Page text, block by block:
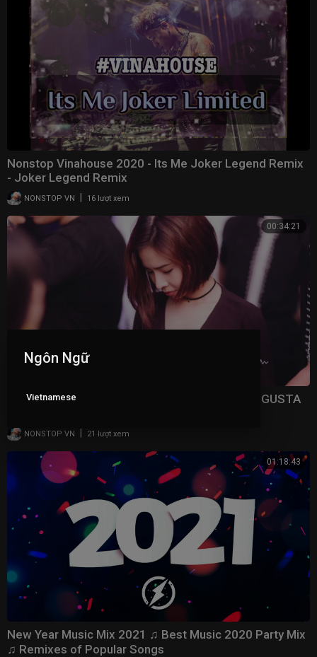
Nonstop Vinahouse 2020 - Its Me Joker Legend Remix
- Joker Legend Remix
NONSTOP VN 16 lượt xem
00:34:21
NONSTOP VINAHOUSE 2020 - 999 ROSES ME GUSTA
NONSTOP VN 21 lượt xem
01:18:43
New Year Music Mix 2021 ♫ Best Music 2020 Party Mix
♫ Remixes of Popular Songs
Ngôn Ngữ
Vietnamese